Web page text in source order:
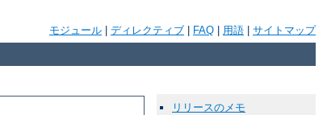
モジュール ディレクティブ FAQ 用語 サイトマップ
リリースのメモ